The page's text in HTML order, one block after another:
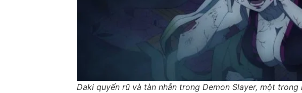
Daki quyến rũ và tàn nhẫn trong Demon Slayer, một